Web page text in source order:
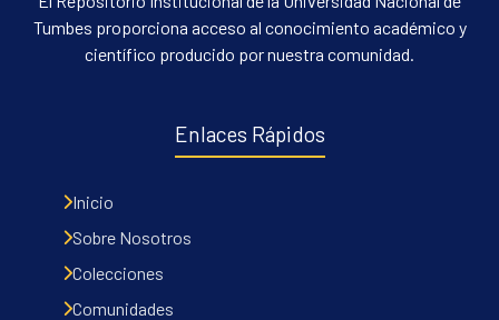
Tumbes proporciona acceso al conocimiento académico y
científico producido por nuestra comunidad.
Enlaces Rápidos
Inicio
Sobre Nosotros
Colecciones
Comunidades